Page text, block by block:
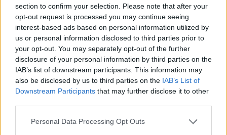
section to confirm your selection. Please note that after your
opt-out request is processed you may continue seeing
interest-based ads based on personal information utilized by
us or personal information disclosed to third parties prior to
your opt-out. You may separately opt-out of the further
disclosure of your personal information by third parties on the
IAB’s list of downstream participants. This information may
also be disclosed by us to third parties on the IAB’s List of
Downstream Participants that may further disclose it to other
Please note that this website/app uses one or more Google
Personal Data Processing Opt Outs